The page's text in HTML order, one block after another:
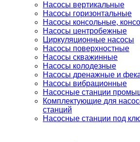
Насосы вертикальные
Насосы горизонтальные
Насосы консольные,
Насосы центробежные
Циркуляционные насосы
Насосы поверхностные
Насосы скважинные
Насосы колодезные
Насосы дренажные и
Насосы вибрационные
Насосные станции
Комплектующие для
станций
Насосные станции под